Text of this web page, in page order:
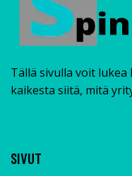
Tällä sivulla voit
kaikesta siitä, mitä
SIVUT